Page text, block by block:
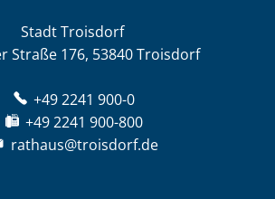
Stadt Troisdorf
Straße 176, 53840 Troisdorf
+49 2241 900-0
+49 2241 900-800
rathaus@troisdorf.de